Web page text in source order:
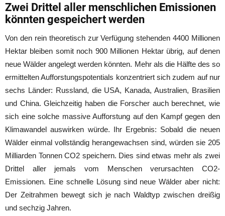
Zwei Drittel aller menschlichen Emissionen
könnten gespeichert werden
Von den rein theoretisch zur Verfügung stehenden 4400 Millionen
Hektar bleiben somit noch 900 Millionen Hektar übrig, auf denen
neue Wälder angelegt werden könnten. Mehr als die Hälfte des so
ermittelten Aufforstungspotentials konzentriert sich zudem auf nur
sechs Länder: Russland, die USA, Kanada, Australien, Brasilien
und China. Gleichzeitig haben die Forscher auch berechnet, wie
sich eine solche massive Aufforstung auf den Kampf gegen den
Klimawandel auswirken würde. Ihr Ergebnis: Sobald die neuen
Wälder einmal vollständig herangewachsen sind, würden sie 205
Milliarden Tonnen CO2 speichern. Dies sind etwas mehr als zwei
Drittel aller jemals vom Menschen verursachten CO2-
Emissionen. Eine schnelle Lösung sind neue Wälder aber nicht:
Der Zeitrahmen bewegt sich je nach Waldtyp zwischen dreißig
und sechzig Jahren.